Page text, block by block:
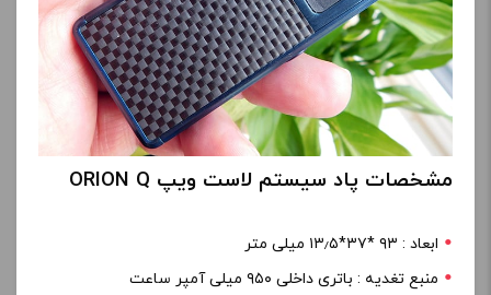
مشخصات پاد سیستم لاست ویپ ORION Q
ابعاد : ۹۳ *۳۷*۱۳٫۵ میلی متر
منبع تغدیه : باتری داخلی ۹۵۰ میلی آمپر ساعت